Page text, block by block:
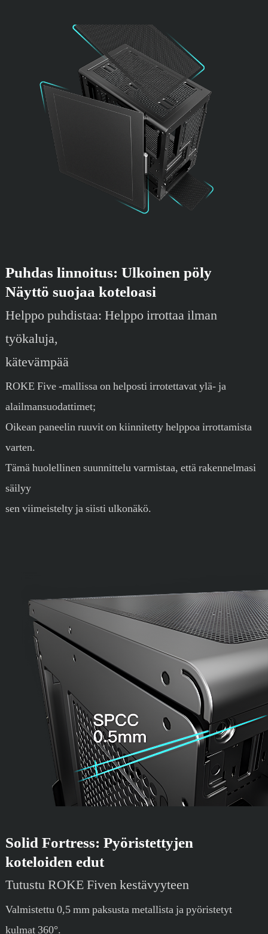
Puhdas linnoitus: Ulkoinen pöly
Näyttö suojaa koteloasi
Helppo puhdistaa: Helppo irrottaa ilman
työkaluja,
kätevämpää
ROKE Five -mallissa on helposti irrotettavat ylä- ja
alailmansuodattimet;
Oikean paneelin ruuvit on kiinnitetty helppoa irrottamista
varten.
Tämä huolellinen suunnittelu varmistaa, että rakennelmasi
säilyy
sen viimeistelty ja siisti ulkonäkö.
Solid Fortress: Pyöristettyjen
koteloiden edut
Tutustu ROKE Fiven kestävyyteen
Valmistettu 0,5 mm paksusta metallista ja pyöristetyt
kulmat 360°.